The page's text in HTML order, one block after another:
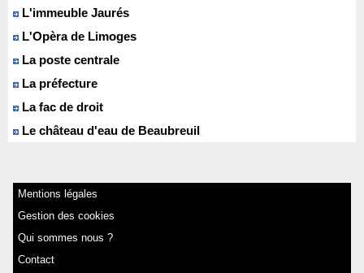
L'immeuble Jaurés
L'Opèra de Limoges
La poste centrale
La préfecture
La fac de droit
Le château d'eau de Beaubreuil
Mentions légales
Gestion des cookies
Qui sommes nous ?
Contact